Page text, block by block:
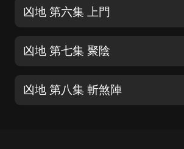
凶地 第六集 上門
凶地 第七集 聚陰
凶地 第八集 斬煞陣